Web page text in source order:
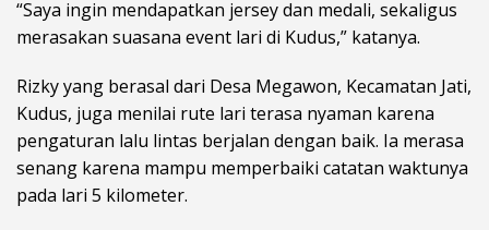
“Saya ingin mendapatkan jersey dan medali, sekaligus
merasakan suasana event lari di Kudus,” katanya.
Rizky yang berasal dari Desa Megawon, Kecamatan Jati,
Kudus, juga menilai rute lari terasa nyaman karena
pengaturan lalu lintas berjalan dengan baik. Ia merasa
senang karena mampu memperbaiki catatan waktunya
pada lari 5 kilometer.